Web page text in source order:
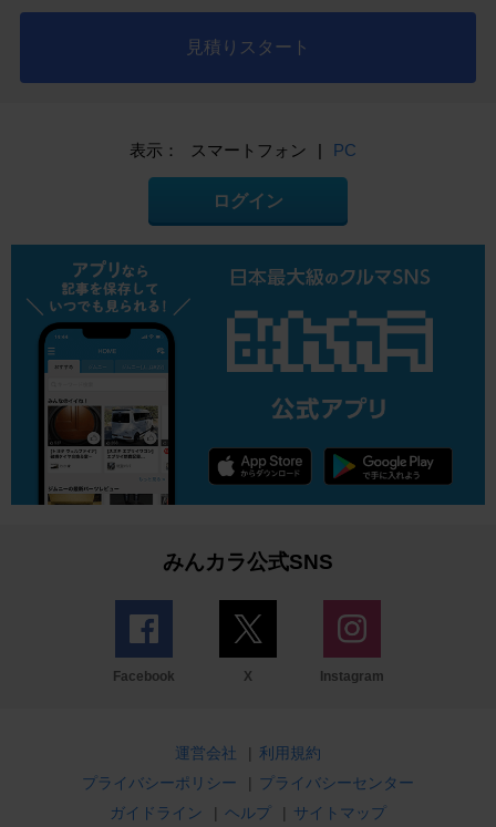
見積りスタート
表示： スマートフォン | PC
ログイン
みんカラ公式SNS
Facebook X Instagram
運営会社 | 利用規約
プライバシーポリシー
| プライバシーセンター
ガイドライン
| ヘルプ | サイトマップ